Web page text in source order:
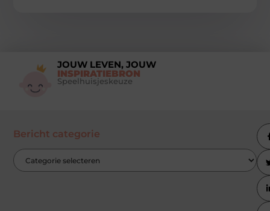
JOUW LEVEN, JOUW
INSPIRATIEBRON
Speelhuisjeskeuze
Bericht categorie